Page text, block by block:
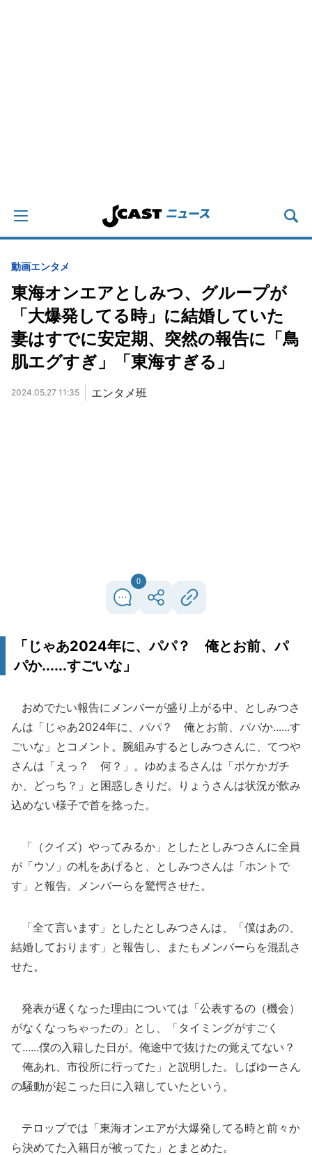
動画エンタメ
東海オンエアとしみつ、グループが
「大爆発してる時」に結婚していた
妻はすでに安定期、突然の報告に「鳥
肌エグすぎ」「東海すぎる」
2024.05.27 11:35 エンタメ班
0
「じゃあ2024年に、パパ？ 俺とお前、パ
パか......すごいな」
おめでたい報告にメンバーが盛り上がる中、としみつさ
んは「じゃあ2024年に、パパ？ 俺とお前、パパか......す
ごいな」とコメント。腕組みするとしみつさんに、てつや
さんは「えっ？ 何？」。ゆめまるさんは「ボケかガチ
か、どっち？」と困惑しきりだ。りょうさんは状況が飲み
込めない様子で首を捻った。
「（クイズ）やってみるか」としたとしみつさんに全員
が「ウソ」の札をあげると、としみつさんは「ホントで
す」と報告。メンバーらを驚愕させた。
「全て言います」としたとしみつさんは、「僕はあの、
結婚しております」と報告し、またもメンバーらを混乱さ
せた。
発表が遅くなった理由については「公表するの（機会）
がなくなっちゃったの」とし、「タイミングがすごく
て......僕の入籍した日が。俺途中で抜けたの覚えてない？
俺あれ、市役所に行ってた」と説明した。しばゆーさん
の騒動が起こった日に入籍していたという。
テロップでは「東海オンエアが大爆発してる時と前々か
ら決めてた入籍日が被ってた」とまとめた。